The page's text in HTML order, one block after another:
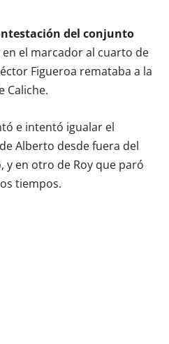
del conjunto
el marcador al cuarto de
Figueroa remataba a la
Caliche.
e intentó igualar el
Alberto desde fuera del
y en otro de Roy que paró
tiempos.